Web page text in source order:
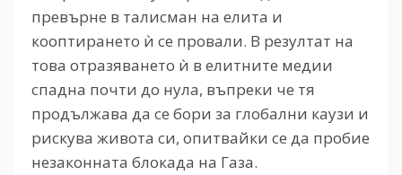
превърне в талисман на елита и
кооптирането ѝ се провали. В резултат на
това отразяването ѝ в елитните медии
спадна почти до нула, въпреки че тя
продължава да се бори за глобални каузи и
рискува живота си, опитвайки се да пробие
незаконната блокада на Газа.